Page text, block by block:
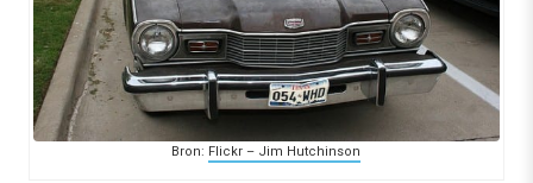
Bron: Flickr – Jim Hutchinson